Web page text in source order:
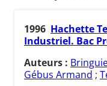
1996 Hachette
Industriel. Bac
Auteurs :
Gébus Armand ;